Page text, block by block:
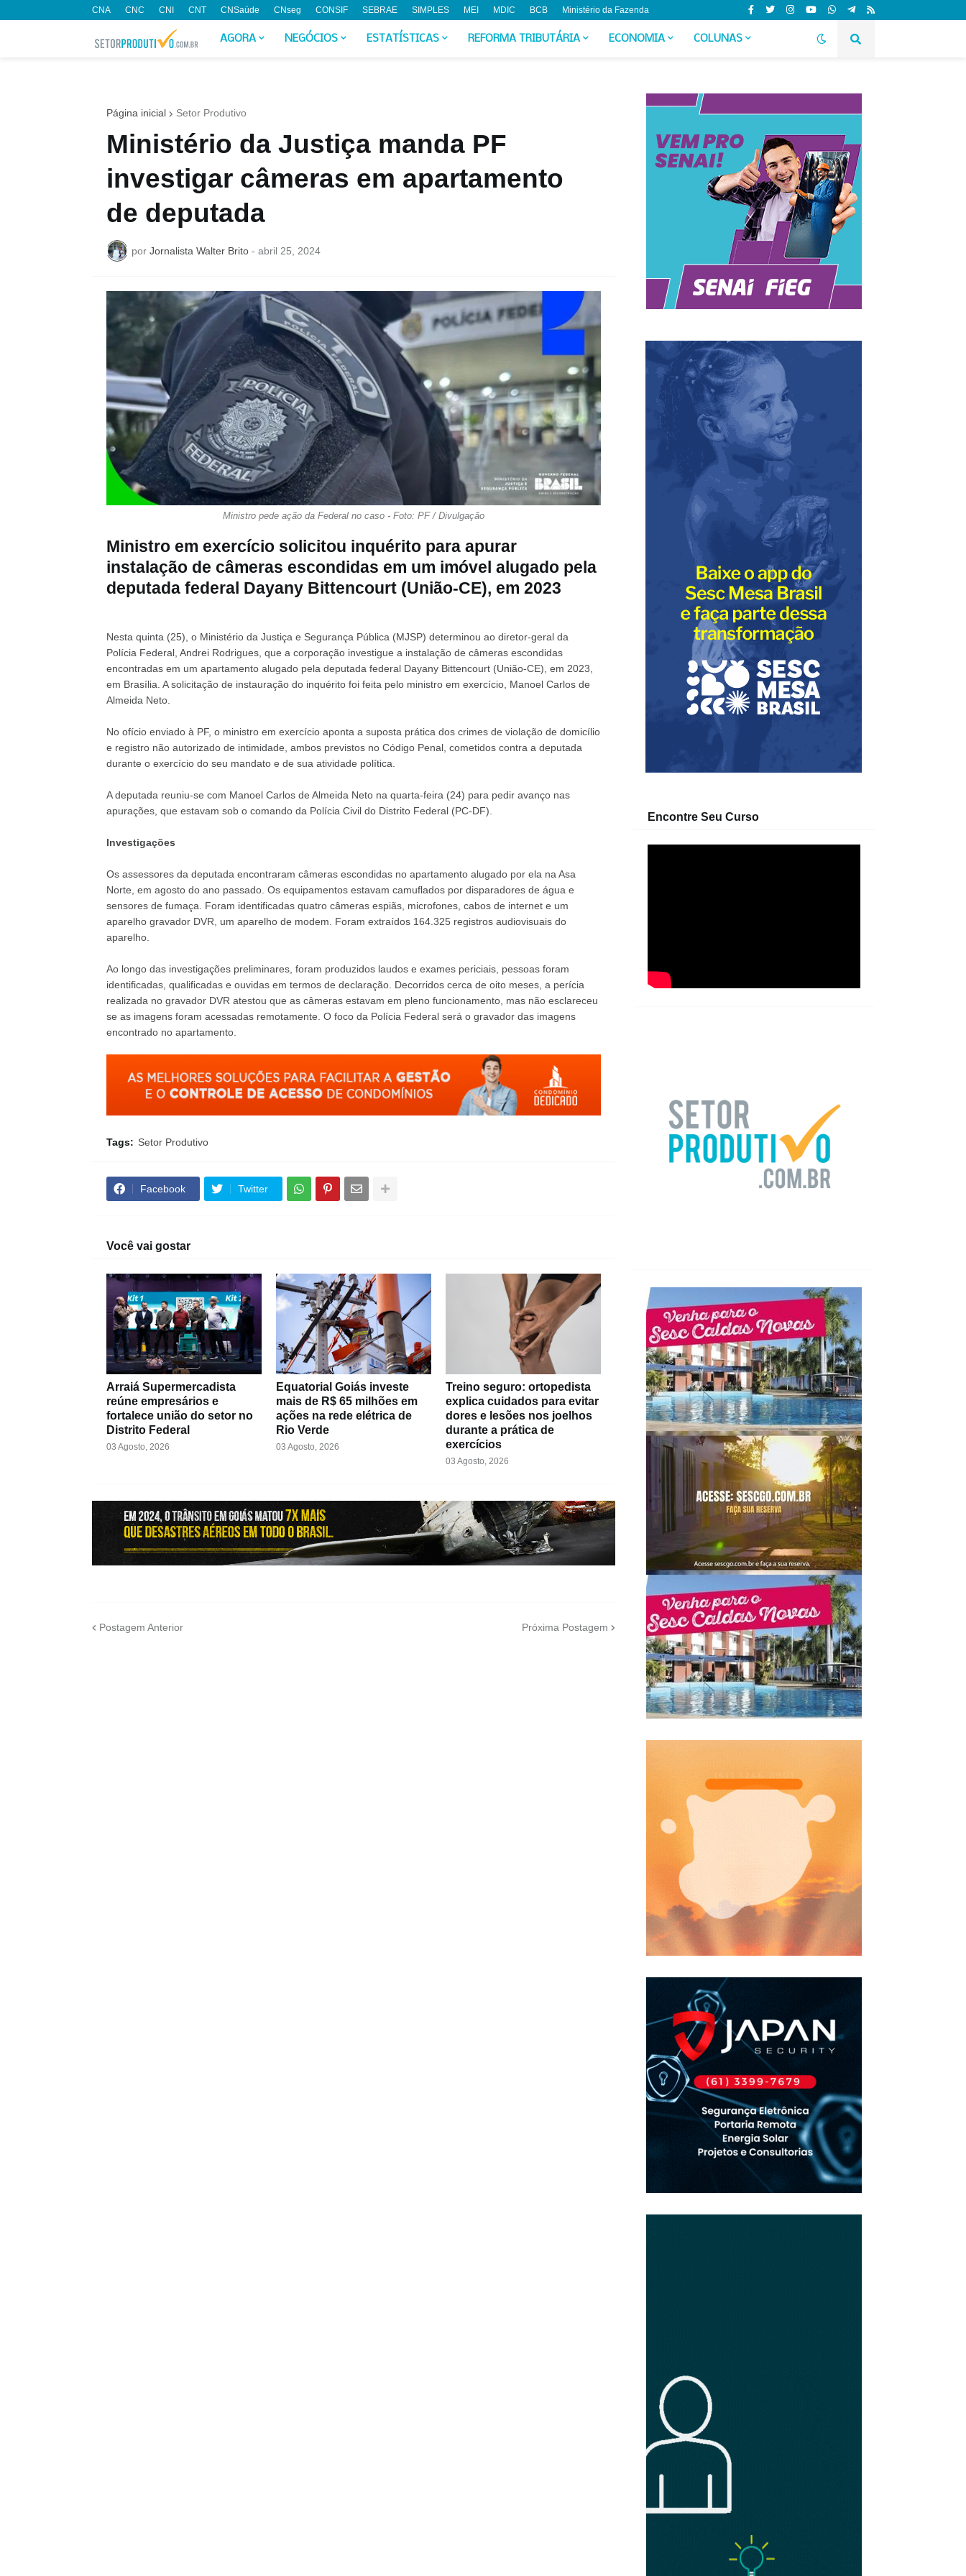
CNA CNC CNI CNT CNSaúde CNseg CONSIF SEBRAE SIMPLES MEI MDIC BCB Ministério da Fazenda
AGORA NEGÓCIOS ESTATÍSTICAS REFORMA TRIBUTÁRIA ECONOMIA COLUNAS
Página inicial Setor Produtivo
Ministério da Justiça manda PF
investigar câmeras em apartamento
de deputada
por Jornalista Walter Brito - abril 25, 2024
Ministro pede ação da Federal no caso - Foto: PF / Divulgação
Ministro em exercício solicitou inquérito para apurar
instalação de câmeras escondidas em um imóvel alugado pela
deputada federal Dayany Bittencourt (União-CE), em 2023
Nesta quinta (25), o Ministério da Justiça e Segurança Pública (MJSP) determinou ao diretor-geral da
Polícia Federal, Andrei Rodrigues, que a corporação investigue a instalação de câmeras escondidas
encontradas em um apartamento alugado pela deputada federal Dayany Bittencourt (União-CE), em 2023,
em Brasília. A solicitação de instauração do inquérito foi feita pelo ministro em exercício, Manoel Carlos de
Almeida Neto.
No ofício enviado à PF, o ministro em exercício aponta a suposta prática dos crimes de violação de domicílio
e registro não autorizado de intimidade, ambos previstos no Código Penal, cometidos contra a deputada
durante o exercício do seu mandato e de sua atividade política.
A deputada reuniu-se com Manoel Carlos de Almeida Neto na quarta-feira (24) para pedir avanço nas
apurações, que estavam sob o comando da Polícia Civil do Distrito Federal (PC-DF).
Investigações
Os assessores da deputada encontraram câmeras escondidas no apartamento alugado por ela na Asa
Norte, em agosto do ano passado. Os equipamentos estavam camuflados por disparadores de água e
sensores de fumaça. Foram identificadas quatro câmeras espiãs, microfones, cabos de internet e um
aparelho gravador DVR, um aparelho de modem. Foram extraídos 164.325 registros audiovisuais do
aparelho.
Ao longo das investigações preliminares, foram produzidos laudos e exames periciais, pessoas foram
identificadas, qualificadas e ouvidas em termos de declaração. Decorridos cerca de oito meses, a perícia
realizada no gravador DVR atestou que as câmeras estavam em pleno funcionamento, mas não esclareceu
se as imagens foram acessadas remotamente. O foco da Polícia Federal será o gravador das imagens
encontrado no apartamento.
Tags: Setor Produtivo
Facebook Twitter
Você vai gostar
Arraiá Supermercadista
reúne empresários e
fortalece união do setor no
Distrito Federal
03 Agosto, 2026
Equatorial Goiás investe
mais de R$ 65 milhões em
ações na rede elétrica de
Rio Verde
03 Agosto, 2026
Treino seguro: ortopedista
explica cuidados para evitar
dores e lesões nos joelhos
durante a prática de
exercícios
03 Agosto, 2026
Postagem Anterior Próxima Postagem
Encontre Seu Curso